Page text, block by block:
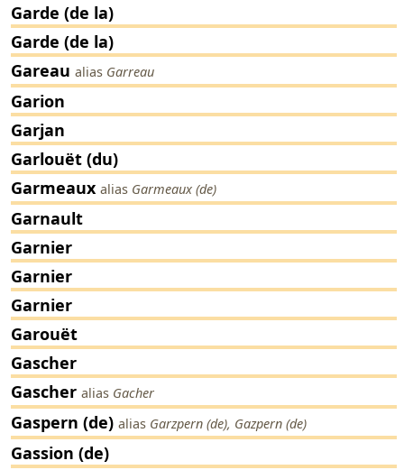
Garde (de la)
Garde (de la)
Gareau alias Garreau
Garion
Garjan
Garlouët (du)
Garmeaux alias Garmeaux (de)
Garnault
Garnier
Garnier
Garnier
Garouët
Gascher
Gascher alias Gacher
Gaspern (de) alias Garzpern (de), Gazpern (de)
Gassion (de)